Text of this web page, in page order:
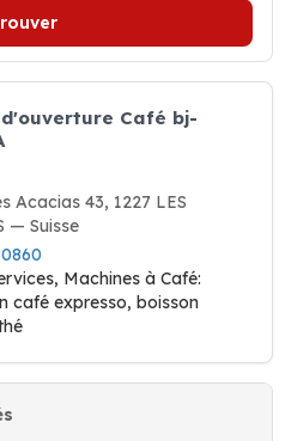
Café bj-
Acacias 43, 1227 LES
— Suisse
Machines à Café:
café expresso, boisson